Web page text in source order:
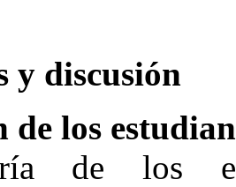
y discusión
de los
de los